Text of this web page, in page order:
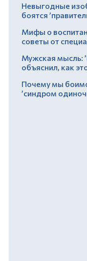
Невыгодные
боятся
Мифы о
советы от
Мужская мысль:
объяснил, как
Почему мы
’синдром